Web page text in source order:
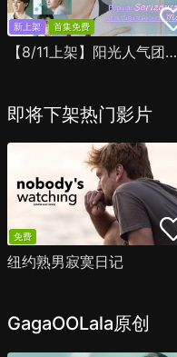
新上架 首集免费
【8/11上架】阳光人气团中的芹泽，在我面前却有点不对劲
即将下架热门影片
免费
纽约熟男寂寞日记
GagaOOLala原创